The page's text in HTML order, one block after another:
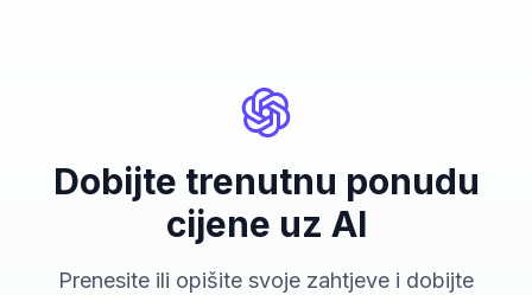
Dobijte trenutnu ponudu
cijene uz AI
Prenesite ili opišite svoje zahtjeve i dobijte